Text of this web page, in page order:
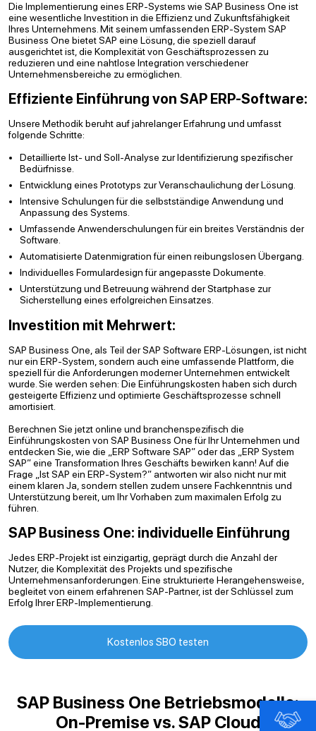
Die Implementierung eines ERP-Systems wie SAP Business One ist
eine wesentliche Investition in die Effizienz und Zukunftsfähigkeit
Ihres Unternehmens. Mit seinem umfassenden ERP-System SAP
Business One bietet SAP eine Lösung, die speziell darauf
ausgerichtet ist, die Komplexität von Geschäftsprozessen zu
reduzieren und eine nahtlose Integration verschiedener
Unternehmensbereiche zu ermöglichen.
Effiziente Einführung von SAP ERP-Software:
Unsere Methodik beruht auf jahrelanger Erfahrung und umfasst
folgende Schritte:
Detaillierte Ist- und Soll-Analyse zur Identifizierung spezifischer
Bedürfnisse.
Entwicklung eines Prototyps zur Veranschaulichung der Lösung.
Intensive Schulungen für die selbstständige Anwendung und
Anpassung des Systems.
Umfassende Anwenderschulungen für ein breites Verständnis der
Software.
Automatisierte Datenmigration für einen reibungslosen Übergang.
Individuelles Formulardesign für angepasste Dokumente.
Unterstützung und Betreuung während der Startphase zur
Sicherstellung eines erfolgreichen Einsatzes.
Investition mit Mehrwert:
SAP Business One, als Teil der SAP Software ERP-Lösungen, ist nicht
nur ein ERP-System, sondern auch eine umfassende Plattform, die
speziell für die Anforderungen moderner Unternehmen entwickelt
wurde. Sie werden sehen: Die Einführungskosten haben sich durch
gesteigerte Effizienz und optimierte Geschäftsprozesse schnell
amortisiert.
Berechnen Sie jetzt online und branchenspezifisch die
Einführungskosten von SAP Business One für Ihr Unternehmen und
entdecken Sie, wie die „ERP Software SAP” oder das „ERP System
SAP” eine Transformation Ihres Geschäfts bewirken kann! Auf die
Frage „Ist SAP ein ERP-System?” antworten wir also nicht nur mit
einem klaren Ja, sondern stellen zudem unsere Fachkenntnis und
Unterstützung bereit, um Ihr Vorhaben zum maximalen Erfolg zu
führen.
SAP Business One: individuelle Einführung
Jedes ERP-Projekt ist einzigartig, geprägt durch die Anzahl der
Nutzer, die Komplexität des Projekts und spezifische
Unternehmensanforderungen. Eine strukturierte Herangehensweise,
begleitet von einem erfahrenen SAP-Partner, ist der Schlüssel zum
Erfolg Ihrer ERP-Implementierung.
Kostenlos SBO testen
SAP Business One Betriebsmodelle:
On-Premise vs. SAP Cloud